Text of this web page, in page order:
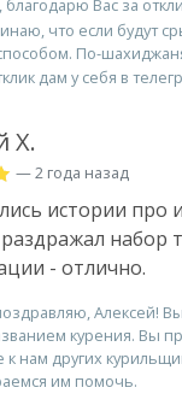
Вас за
что если будут
По-
дам у себя в
Х.
— 2 года назад
истории про
набор
- отлично.
Алексей!
курения. Вы
к нам других
им помочь.